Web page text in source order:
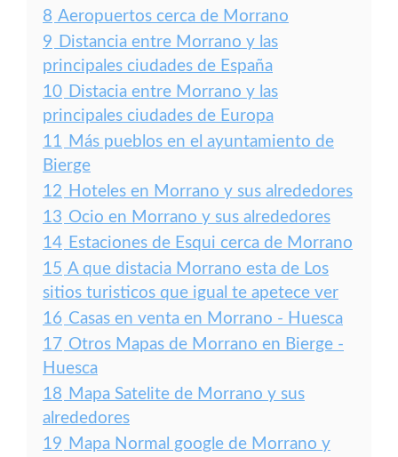
8 Aeropuertos cerca de Morrano
9 Distancia entre Morrano y las
principales ciudades de España
10 Distacia entre Morrano y las
principales ciudades de Europa
11 Más pueblos en el ayuntamiento de
Bierge
12 Hoteles en Morrano y sus alrededores
13 Ocio en Morrano y sus alrededores
14 Estaciones de Esqui cerca de Morrano
15 A que distacia Morrano esta de Los
sitios turisticos que igual te apetece ver
16 Casas en venta en Morrano - Huesca
17 Otros Mapas de Morrano en Bierge -
Huesca
18 Mapa Satelite de Morrano y sus
alrededores
19 Mapa Normal google de Morrano y